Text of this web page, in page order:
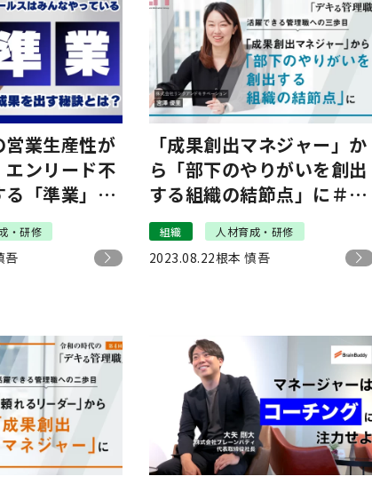
業生産性が
ンリード不
「準業」と
・研修
吾
「成果創出マネジャー」か
ら「部下のやりがいを創出
する組織の結節点」に＃活
躍できる管理職への三歩目
組織 人材育成・研修
2023.08.22根本 慎吾